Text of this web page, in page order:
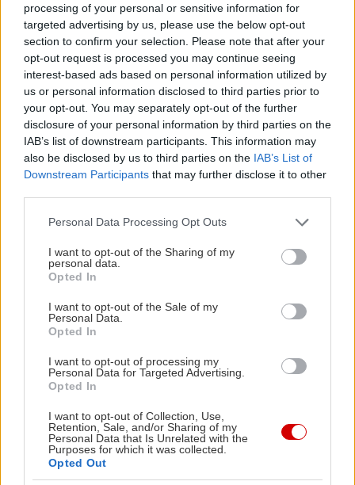
processing of your personal or sensitive information for
targeted advertising by us, please use the below opt-out
section to confirm your selection. Please note that after your
opt-out request is processed you may continue seeing
interest-based ads based on personal information utilized by
us or personal information disclosed to third parties prior to
your opt-out. You may separately opt-out of the further
disclosure of your personal information by third parties on the
IAB’s list of downstream participants. This information may
also be disclosed by us to third parties on the IAB’s List of
Downstream Participants that may further disclose it to other
Please note that this website/app uses one or more Google
not limited to your visit or usage behaviour. You may click to
grant or deny consent to Google and its third-party tags to
use your data for below specified purposes in below Google
consent section.
Personal Data Processing Opt Outs
I want to opt-out of the Sharing of my
personal data.
Opted In
I want to opt-out of the Sale of my
Personal Data.
Opted In
I want to opt-out of processing my
Personal Data for Targeted Advertising.
Opted In
I want to opt-out of Collection, Use,
Retention, Sale, and/or Sharing of my
Personal Data that Is Unrelated with the
Purposes for which it was collected.
Opted Out
The Holiday (2006)
Η Άιρις (Κάμερον Ντίαζ) και η Αμάντα (Κέιτ
Γουίνσλετ), δύο γυναίκες από διαφορετικούς
κόσμους, ανταλλάσσουν ζωές. Η χιονισμένη
Αγγλία και το πολυσύχναστο Λος Άντζελες
γίνονται ο καμβάς για μια αναζωογονητική
έρωτας χτυπάει την πόρτα τους με απρόσμενους
τρόπους. Η Άιρις βρίσκει τον έρωτα σε έναν
μουσικό του Χόλιγουντ (Τζακ Μπλακ), ενώ η
Αμάντα γνωρίζει τον γοητευτικό αδερφό της Άιρις
σενάριο και σκηνοθεσία και το καστ τη βοηθά να
κάνει μια πραγματικά ιδιαίτερη ρομαντική κομεντί.